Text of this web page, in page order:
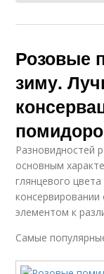
Розовые
зиму.
Разновидностей
основным
глянцевого
элементом к
Самые